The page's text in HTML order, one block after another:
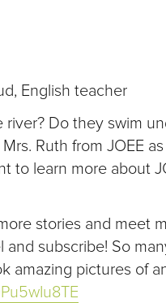
English teacher
river? Do they swim
Ruth from JOEE
to learn more about
stories and meet
and subscribe! So
amazing pictures of